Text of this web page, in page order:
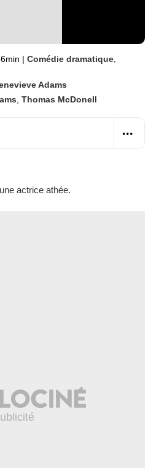
| Comédie dramatique
Adams
Thomas McDonell
actrice athée.